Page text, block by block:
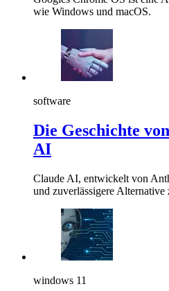
wie Windows und macOS.
software
Die Geschichte
AI
Claude AI, entwickelt von
und zuverlässigere
windows 11